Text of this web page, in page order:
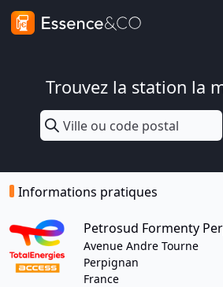
Trouvez la station la
Informations pratiques
Petrosud Formenty
Avenue Andre Tourne
Perpignan
France